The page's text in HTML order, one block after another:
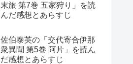
末旅 第7巻 五家狩り」を読
んだ感想とあらすじ
佐伯泰英の「交代寄合伊那
衆異聞 第5巻 阿片」を読ん
だ感想とあらすじ